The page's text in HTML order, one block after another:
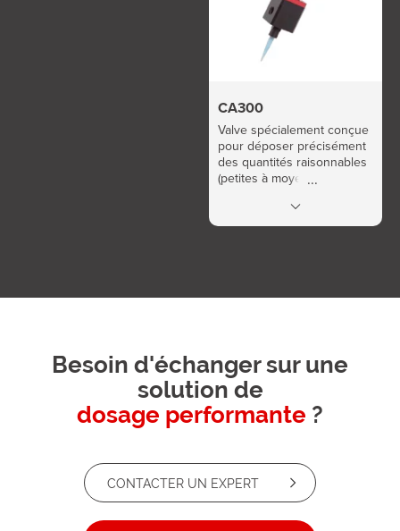
CA300
Valve spécialement conçue
pour déposer précisément
des quantités raisonnables
(petites à moyennes) de
de type cyanoacrylate,
anaérobie, lubrifiants,
Besoin d'échanger sur une
solution de
dosage performante ?
CONTACTER UN EXPERT